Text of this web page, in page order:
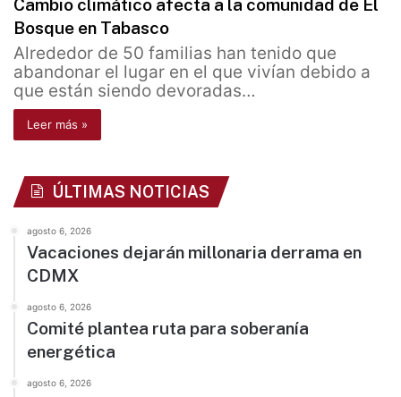
Cambio climático afecta a la comunidad de El
Bosque en Tabasco
Alrededor de 50 familias han tenido que
abandonar el lugar en el que vivían debido a
que están siendo devoradas…
Leer más »
ÚLTIMAS NOTICIAS
agosto 6, 2026
Vacaciones dejarán millonaria derrama en
CDMX
agosto 6, 2026
Comité plantea ruta para soberanía
energética
agosto 6, 2026